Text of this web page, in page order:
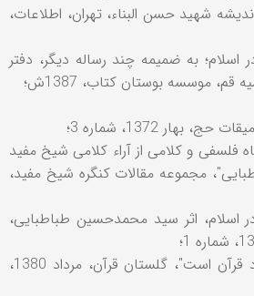
شهيد حسن البناء، تهران، اطلاعات،
اسلام؛ به ضميمه چند رساله ديگر، دفتر
موسسه بوستان کتاب، 1387ش؛
1372، شماره 3؛
فلسفی و کلامی از آراء کلامی شيخ مفيد
مجموعه مقالات کنگره شيخ مفيد،
اسلام، اثر سيد محمدحسين طباطبايی،
"بهترين معرفت قرآن خود قرآن است"، گلستان قرآن، مرداد 1380،